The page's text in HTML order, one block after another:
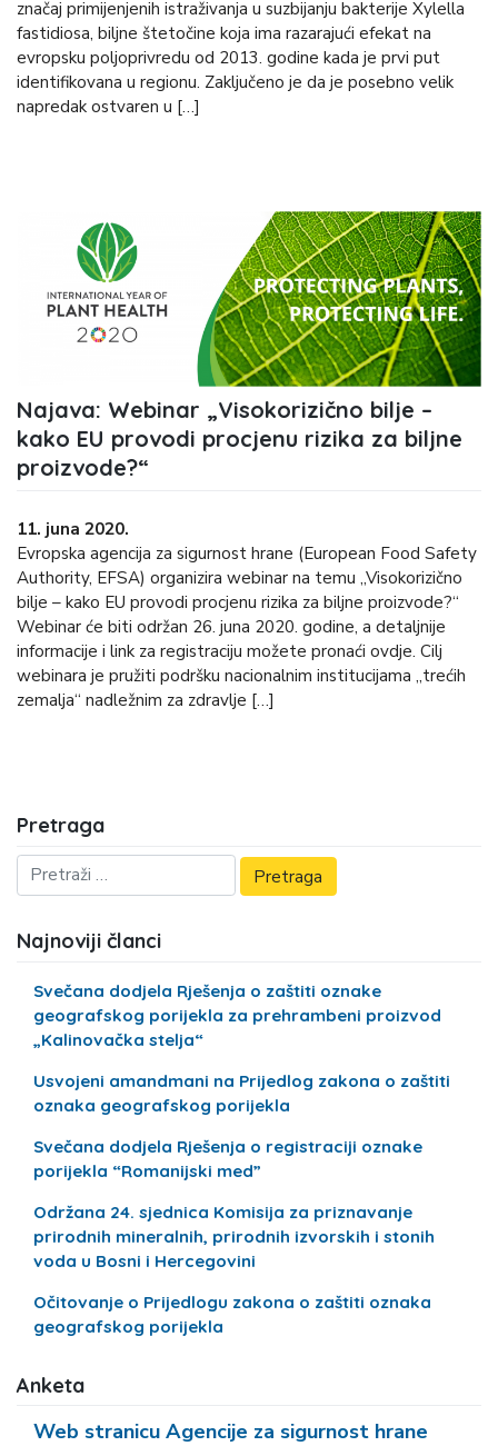
značaj primijenjenih istraživanja u suzbijanju bakterije Xylella
fastidiosa, biljne štetočine koja ima razarajući efekat na
evropsku poljoprivredu od 2013. godine kada je prvi put
identifikovana u regionu. Zaključeno je da je posebno velik
napredak ostvaren u […]
Najava: Webinar „Visokorizično bilje –
kako EU provodi procjenu rizika za biljne
proizvode?“
11. juna 2020.
Evropska agencija za sigurnost hrane (European Food Safety
Authority, EFSA) organizira webinar na temu „Visokorizično
bilje – kako EU provodi procjenu rizika za biljne proizvode?“
Webinar će biti održan 26. juna 2020. godine, a detaljnije
informacije i link za registraciju možete pronaći ovdje. Cilj
webinara je pružiti podršku nacionalnim institucijama „trećih
zemalja“ nadležnim za zdravlje […]
Pretraga
Najnoviji članci
Svečana dodjela Rješenja o zaštiti oznake
geografskog porijekla za prehrambeni proizvod
„Kalinovačka stelja“
Usvojeni amandmani na Prijedlog zakona o zaštiti
oznaka geografskog porijekla
Svečana dodjela Rješenja o registraciji oznake
porijekla “Romanijski med”
Održana 24. sjednica Komisija za priznavanje
prirodnih mineralnih, prirodnih izvorskih i stonih
voda u Bosni i Hercegovini
Očitovanje o Prijedlogu zakona o zaštiti oznaka
geografskog porijekla
Anketa
Web stranicu Agencije za sigurnost hrane